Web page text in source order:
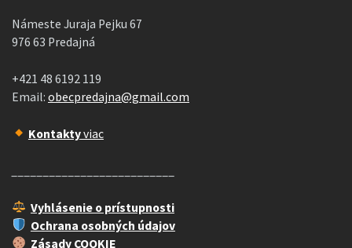
Námeste Juraja Pejku 67
976 63 Predajná
+421 48 6192 119
Email: obecpredajna@gmail.com
Kontaktyviac
Vyhlásenie o prístupnosti
Ochrana osobných údajov
Zásady COOKIE